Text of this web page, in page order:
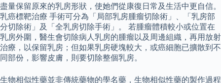
盡量保留原來的乳房形狀，使她們從康復日常及生活中更自信。
乳癌標靶治療 手術可分為「局部乳房腫瘤切除術」、「乳房部
分切除術」及「全乳房切除手術」。 若腫瘤體積較小或位置在
乳房外圍，醫生會切除病人乳房的腫瘤以及周邊組織，再用放射
治療，以保留乳房；但如果乳房硬塊較大，或癌細胞已擴散到不
同部份，影響皮膚，則要切除整個乳房。
生物相似性藥並非傳統藥物的學名藥，生物相似性藥的製作過程